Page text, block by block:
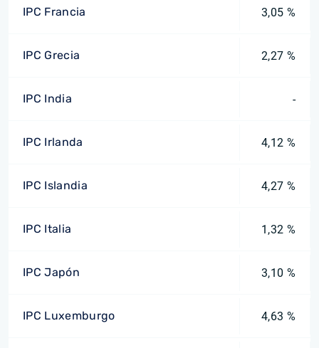
IPC Francia 3,05 %
IPC Grecia 2,27 %
IPC India -
IPC Irlanda 4,12 %
IPC Islandia 4,27 %
IPC Italia 1,32 %
IPC Japón 3,10 %
IPC Luxemburgo 4,63 %